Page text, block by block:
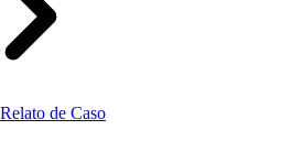
Relato de Caso